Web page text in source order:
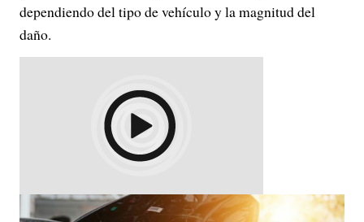
dependiendo del tipo de vehículo y la magnitud del
daño​.